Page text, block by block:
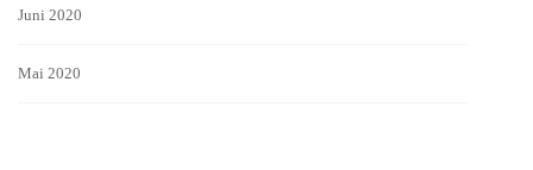
Juni 2020
Mai 2020